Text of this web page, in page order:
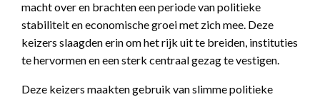
macht over en brachten een periode van politieke
stabiliteit en economische groei met zich mee. Deze
keizers slaagden erin om het rijk uit te breiden, instituties
te hervormen en een sterk centraal gezag te vestigen.
Deze keizers maakten gebruik van slimme politieke